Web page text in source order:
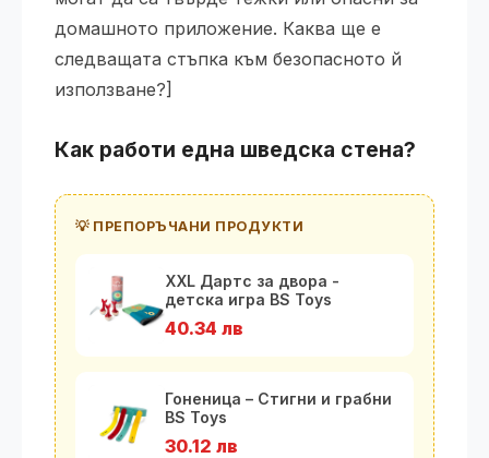
домашното приложение. Каква ще е
следващата стъпка към безопасното й
използване?]
Как работи една шведска стена?
💡 ПРЕПОРЪЧАНИ ПРОДУКТИ
XXL Дартс за двора -
детска игра BS Toys
40.34 лв
Гоненица – Стигни и грабни
BS Toys
30.12 лв